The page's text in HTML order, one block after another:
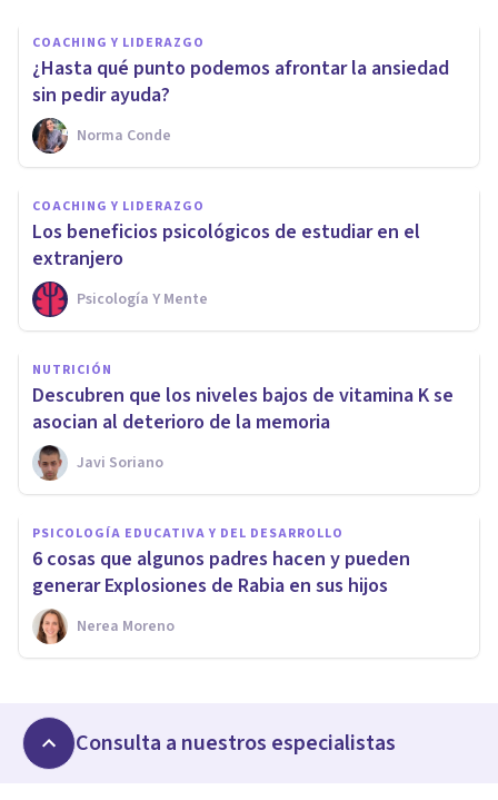
COACHING Y LIDERAZGO
¿Hasta qué punto podemos afrontar la ansiedad
sin pedir ayuda?
Norma Conde
COACHING Y LIDERAZGO
Los beneficios psicológicos de estudiar en el
extranjero
Psicología Y Mente
NUTRICIÓN
Descubren que los niveles bajos de vitamina K se
asocian al deterioro de la memoria
Javi Soriano
PSICOLOGÍA EDUCATIVA Y DEL DESARROLLO
6 cosas que algunos padres hacen y pueden
generar Explosiones de Rabia en sus hijos
Nerea Moreno
Consulta a nuestros especialistas